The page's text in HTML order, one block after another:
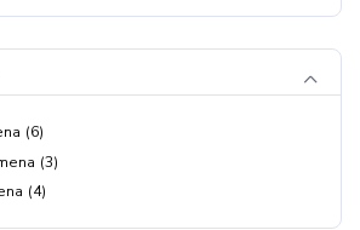
(6)
(3)
(4)